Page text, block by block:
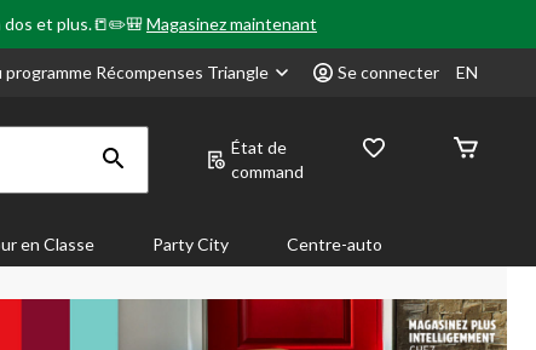
dos et plus.📒✏️🎒Magasinez maintenant
programme Récompenses Triangle Se connecter EN
État de
command
en Classe Party City Centre-auto